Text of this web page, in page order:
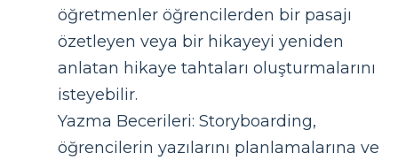
öğretmenler öğrencilerden bir pasajı
özetleyen veya bir hikayeyi yeniden
anlatan hikaye tahtaları oluşturmalarını
isteyebilir.
Yazma Becerileri: Storyboarding,
öğrencilerin yazılarını planlamalarına ve